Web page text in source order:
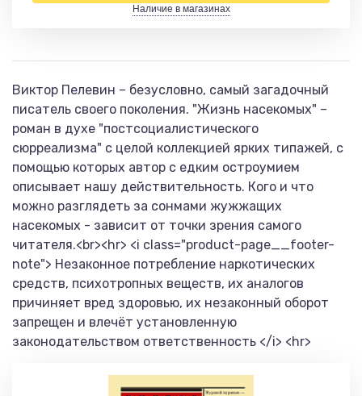
Наличие в магазинах
Виктор Пелевин – безусловно, самый загадочный
писатель своего поколения. "Жизнь насекомых" –
роман в духе "постсоциалистического
сюрреализма" с целой коллекцией ярких типажей, с
помощью которых автор с едким остроумием
описывает нашу действительность. Кого и что
можно разглядеть за сонмами жужжащих
насекомых - зависит от точки зрения самого
читателя.<br><hr> <i class="product-page__footer-
note"> Незаконное потребление наркотических
средств, психотропных веществ, их аналогов
причиняет вред здоровью, их незаконный оборот
запрещен и влечёт установленную
законодательством ответственность </i> <hr>